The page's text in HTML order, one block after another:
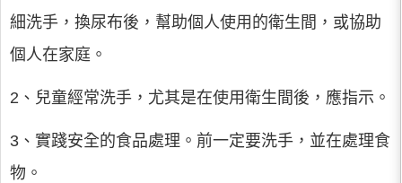
細洗手，換尿布後，幫助個人使用的衛生間，或協助
個人在家庭。
2、兒童經常洗手，尤其是在使用衛生間後，應指示。
3、實踐安全的食品處理。前一定要洗手，並在處理食
物。